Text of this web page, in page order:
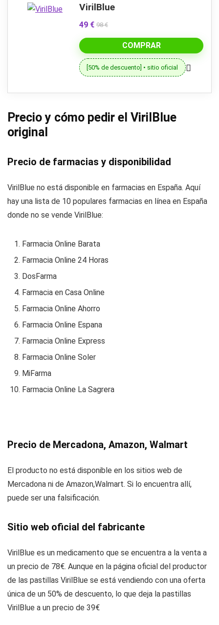
VirilBlue
49 € 98 €
COMPRAR
[50% de descuento] • sitio oficial
Precio y cómo pedir el VirilBlue
original
Precio de farmacias y disponibilidad
VirilBlue no está disponible en farmacias en España. Aquí
hay una lista de 10 populares farmacias en línea en España
donde no se vende VirilBlue:
Farmacia Online Barata
Farmacia Online 24 Horas
DosFarma
Farmacia en Casa Online
Farmacia Online Ahorro
Farmacia Online Espana
Farmacia Online Express
Farmacia Online Soler
MiFarma
Farmacia Online La Sagrera
Precio de Mercadona, Amazon, Walmart
El producto no está disponible en los sitios web de
Mercadona ni de Amazon,Walmart. Si lo encuentra allí,
puede ser una falsificación.
Sitio web oficial del fabricante
VirilBlue es un medicamento que se encuentra a la venta a
un precio de 78€. Aunque en la página oficial del productor
de las pastillas VirilBlue se está vendiendo con una oferta
única de un 50% de descuento, lo que deja la pastillas
VirilBlue a un precio de 39€